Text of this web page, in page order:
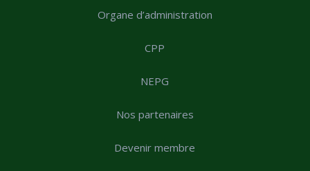
Organe d’administration
CPP
NEPG
Nos partenaires
Devenir membre